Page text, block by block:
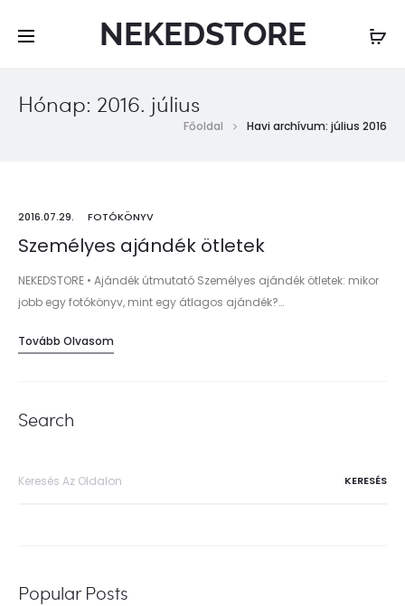
NEKEDSTORE
Hónap: 2016. július
Főoldal Havi archívum: július 2016
2016.07.29. FOTÓKÖNYV
Személyes ajándék ötletek
NEKEDSTORE • Ajándék útmutató Személyes ajándék ötletek: mikor
jobb egy fotókönyv, mint egy átlagos ajándék?…
Tovább Olvasom
Search
Popular Posts